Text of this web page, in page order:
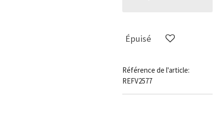
Épuisé
Référence de l'article:
REFV2577